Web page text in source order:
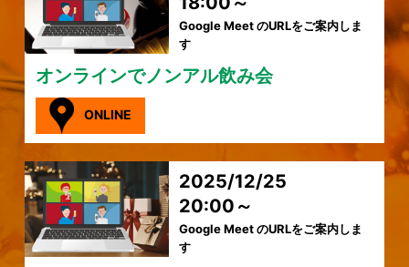
Google Meet のURLをご案内しま
す
オンラインでノンアル飲み会
ONLINE
2025/12/25
20:00～
Google Meet のURLをご案内しま
す